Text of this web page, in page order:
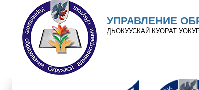
Перейти к основному содержанию
Skip to search
УПРАВЛЕНИЕ
ДЬОКУУСКАЙ КУОРАТ